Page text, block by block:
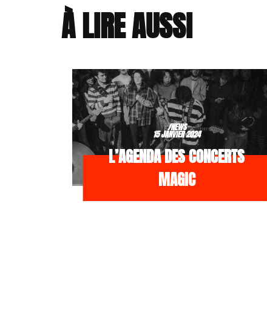
À LIRE AUSSI
/NEWS
15 JANVIER 2024
L’AGENDA DES CONCERTS
MAGIC